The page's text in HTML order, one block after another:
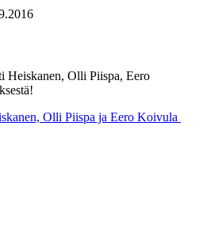
Heiskanen, Olli Piispa, Eero